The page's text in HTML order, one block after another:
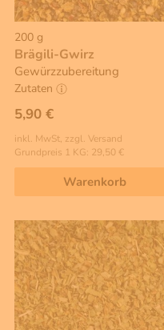
200 g
Brägili-Gwirz
Gewürzzubereitung
Zutaten
5,90 €
inkl. MwSt, zzgl. Versand
Grundpreis 1 KG: 29,50 €
Warenkorb